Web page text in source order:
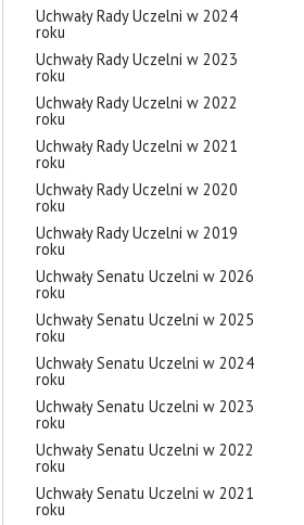
Uchwały Rady Uczelni w 2024
roku
Uchwały Rady Uczelni w 2023
roku
Uchwały Rady Uczelni w 2022
roku
Uchwały Rady Uczelni w 2021
roku
Uchwały Rady Uczelni w 2020
roku
Uchwały Rady Uczelni w 2019
roku
Uchwały Senatu Uczelni w 2026
roku
Uchwały Senatu Uczelni w 2025
roku
Uchwały Senatu Uczelni w 2024
roku
Uchwały Senatu Uczelni w 2023
roku
Uchwały Senatu Uczelni w 2022
roku
Uchwały Senatu Uczelni w 2021
roku